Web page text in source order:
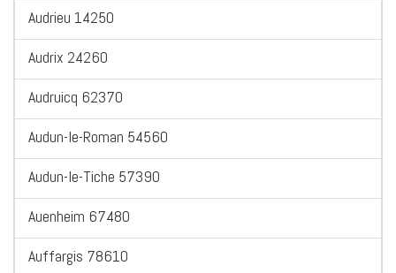
Audrieu 14250
Audrix 24260
Audruicq 62370
Audun-le-Roman 54560
Audun-le-Tiche 57390
Auenheim 67480
Auffargis 78610